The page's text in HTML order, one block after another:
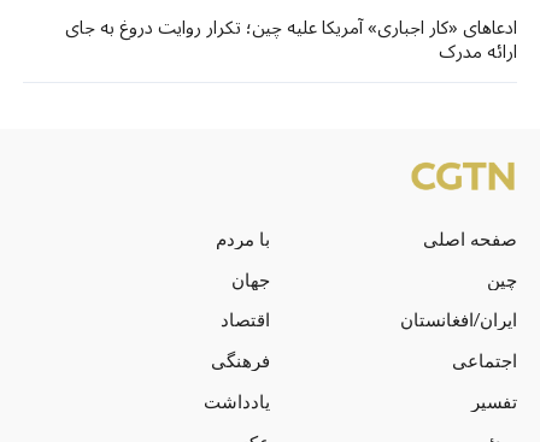
ادعاهای «کار اجباری» آمریکا علیه چین؛ تکرار روایت دروغ به جای
ارائه مدرک
صفحه اصلی
با مردم
چین
جهان
ایران/افغانستان
اقتصاد
اجتماعی
فرهنگی
تفسیر
یادداشت